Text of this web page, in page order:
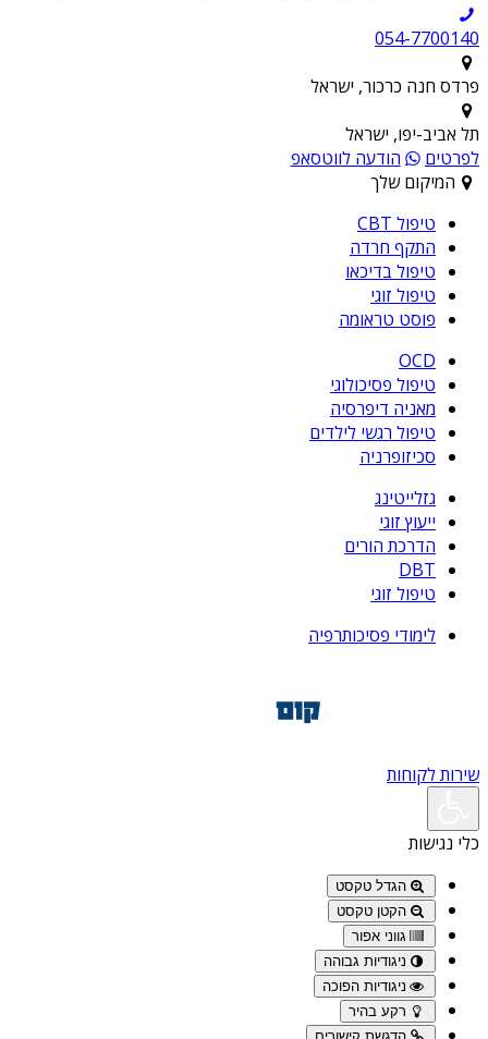
054-7700140
פרדס חנה כרכור, ישראל
תל אביב-יפו, ישראל
לפרטים
הודעה לווטסאפ
המיקום שלך
טיפול CBT
התקף חרדה
טיפול בדיכאו
טיפול זוגי
פוסט טראומה
OCD
טיפול פסיכולוגי
מאניה דיפרסיה
טיפול רגשי לילדים
סכיזופרניה
גזלייטינג
ייעוץ זוגי
הדרכת הורים
DBT
טיפול זוגי
לימודי פסיכותרפיה
שירות לקוחות
כלי נגישות
הגדל טקסט
הקטן טקסט
גווני אפור
ניגודיות גבוהה
ניגודיות הפוכה
רקע בהיר